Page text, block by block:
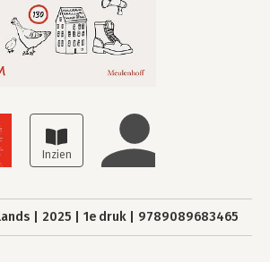
2025 1e druk 9789089683465